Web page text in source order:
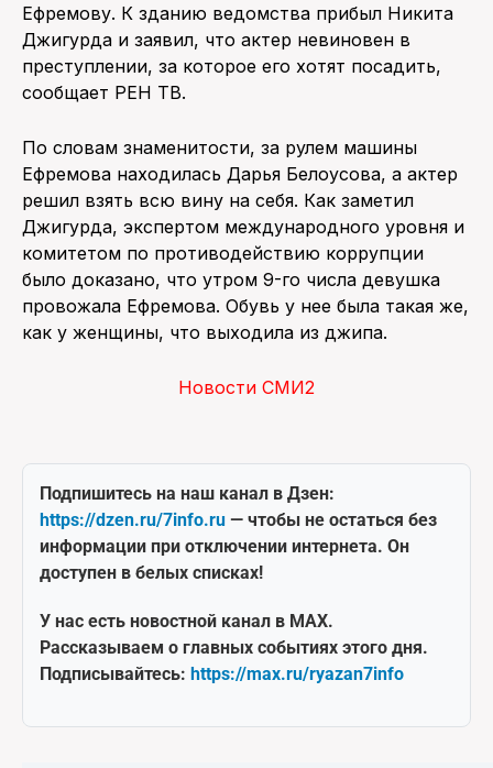
Ефремову. К зданию ведомства прибыл Никита
Джигурда и заявил, что актер невиновен в
преступлении, за которое его хотят посадить,
сообщает РЕН ТВ.
По словам знаменитости, за рулем машины
Ефремова находилась Дарья Белоусова, а актер
решил взять всю вину на себя. Как заметил
Джигурда, экспертом международного уровня и
комитетом по противодействию коррупции
было доказано, что утром 9-го числа девушка
провожала Ефремова. Обувь у нее была такая же,
как у женщины, что выходила из джипа.
Новости СМИ2
Подпишитесь на наш канал в Дзен:
https://dzen.ru/7info.ru — чтобы не остаться без
информации при отключении интернета. Он
доступен в белых списках!
У нас есть новостной канал в MAX.
Рассказываем о главных событиях этого дня.
Подписывайтесь: https://max.ru/ryazan7info